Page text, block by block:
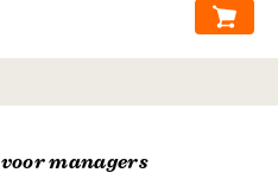
managers